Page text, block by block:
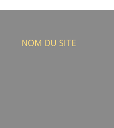
NOM DU SITE